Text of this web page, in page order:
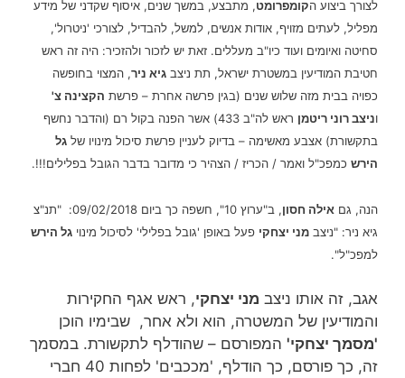
לצורך ביצוע הקומפרומט, מתבצע, במשך שנים, איסוף שקדני של מידע
מפליל, לעתים מזויף, אודות אנשים, למשל, להבדיל, לצורכי 'ניטרול',
סחיטה ואיומים ועוד כיו"ב מעללים. זאת יש לזכור ולהזכיר: היה זה ראש
חטיבת המודיעין במשטרת ישראל, תת ניצב גיא ניר, המצוי בחופשה
כפויה בבית מזה שלוש שנים (בגין פרשה אחרת – פרשת הקצינה צ'
וניצב רוני ריטמן
ראש לה"ב 433) אשר הפנה בקול רם (והדבר נחשף
בתקשורת) אצבע מאשימה – בדיוק לעניין פרשת סיכול מינויו של גל
הירש כמפכ"ל ואמר / הכריז / הצהיר כי מדובר בדבר הגובל בפלילים!!!.
הנה, גם אילה חסון
, ב"ערוץ 10", חשפה כך ביום 09/02/2018: "תנ"צ
גיא ניר: "ניצב מני יצחקי פעל באופן 'גובל בפלילי' לסיכול מינוי גל הירש
למפכ"ל".
אגב, זה אותו ניצב מני יצחקי, ראש אגף החקירות
והמודיעין של המשטרה, הוא ולא אחר, שבימיו הוכן
'מסמך יצחקי' המפורסם – שהודלף לתקשורת. במסמך
זה, כך פורסם, כך הודלף, 'מככבים' לפחות 40 חברי